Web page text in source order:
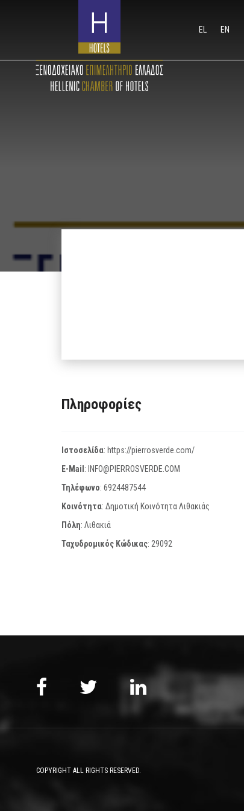
EL EN
Πληροφορίες
Ιστοσελίδα: https://pierrosverde.com/
E-Mail : INFO@PIERROSVERDE.COM
Τηλέφωνο: 6924487544
Κοινότητα: Δημοτική Κοινότητα Λιθακιάς
Πόλη: Λιθακιά
Ταχυδρομικός Κώδικας: 29092
COPYRIGHT ALL RIGHTS RESERVED.